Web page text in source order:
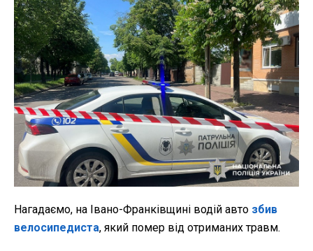
Нагадаємо, на Івано-Франківщині водій авто збив
велосипедиста, який помер від отриманих травм.